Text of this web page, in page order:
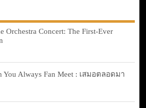
Orchestra Concert: The First-Ever
You Always Fan Meet : เสมอตลอดมา